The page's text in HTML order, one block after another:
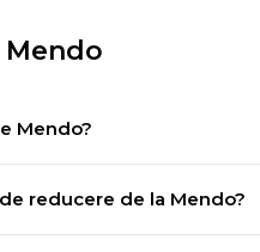
Mendo
Mendo?
reducere de la Mendo?